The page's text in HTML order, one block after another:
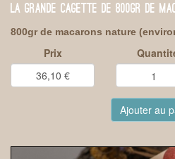
LA GRANDE CAGETTE DE 800GR DE
800gr de macarons nature
Prix
Ajouter au